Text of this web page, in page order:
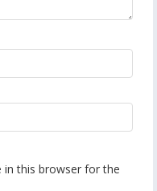
in this browser for the